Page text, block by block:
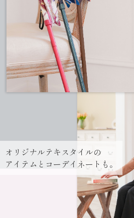
オリジナルテキスタイルの
アイテムとコーデイネートも。